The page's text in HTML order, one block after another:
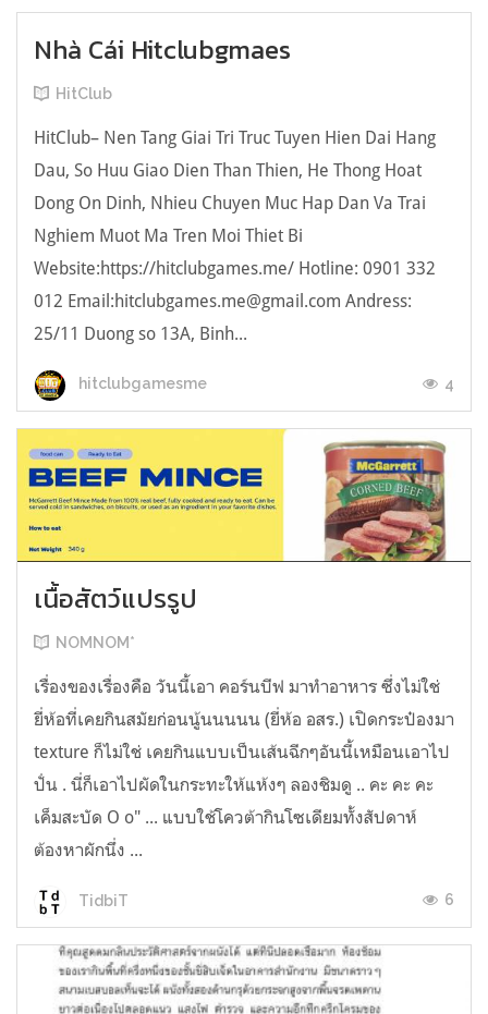
Nhà Cái Hitclubgmaes
HitClub
HitClub– Nen Tang Giai Tri Truc Tuyen Hien Dai Hang
Dau, So Huu Giao Dien Than Thien, He Thong Hoat
Dong On Dinh, Nhieu Chuyen Muc Hap Dan Va Trai
Nghiem Muot Ma Tren Moi Thiet Bi
Website:https://hitclubgames.me/ Hotline: 0901 332
012 Email:hitclubgames.me@gmail.com Andress:
25/11 Duong so 13A, Binh...
hitclubgamesme 4
เนื้อสัตว์แปรรูป
NOMNOM*
เรื่องของเรื่องคือ วันนี้เอา คอร์นบีฟ มาทำอาหาร ซึ่งไม่ใช่
ยี่ห้อที่เคยกินสมัยก่อนนู้นนนนน (ยี่ห้อ อสร.) เปิดกระป๋องมา
texture ก็ไม่ใช่ เคยกินแบบเป็นเส้นฉีกๆอันนี้เหมือนเอาไป
ปั่น . นี่ก็เอาไปผัดในกระทะให้แห้งๆ ลองชิมดู .. คะ คะ คะ
เค็มสะบัด O o" ... แบบใช้โควต้ากินโซเดียมทั้งสัปดาห์
ต้องหาผักนึ่ง ...
TidbiT 6